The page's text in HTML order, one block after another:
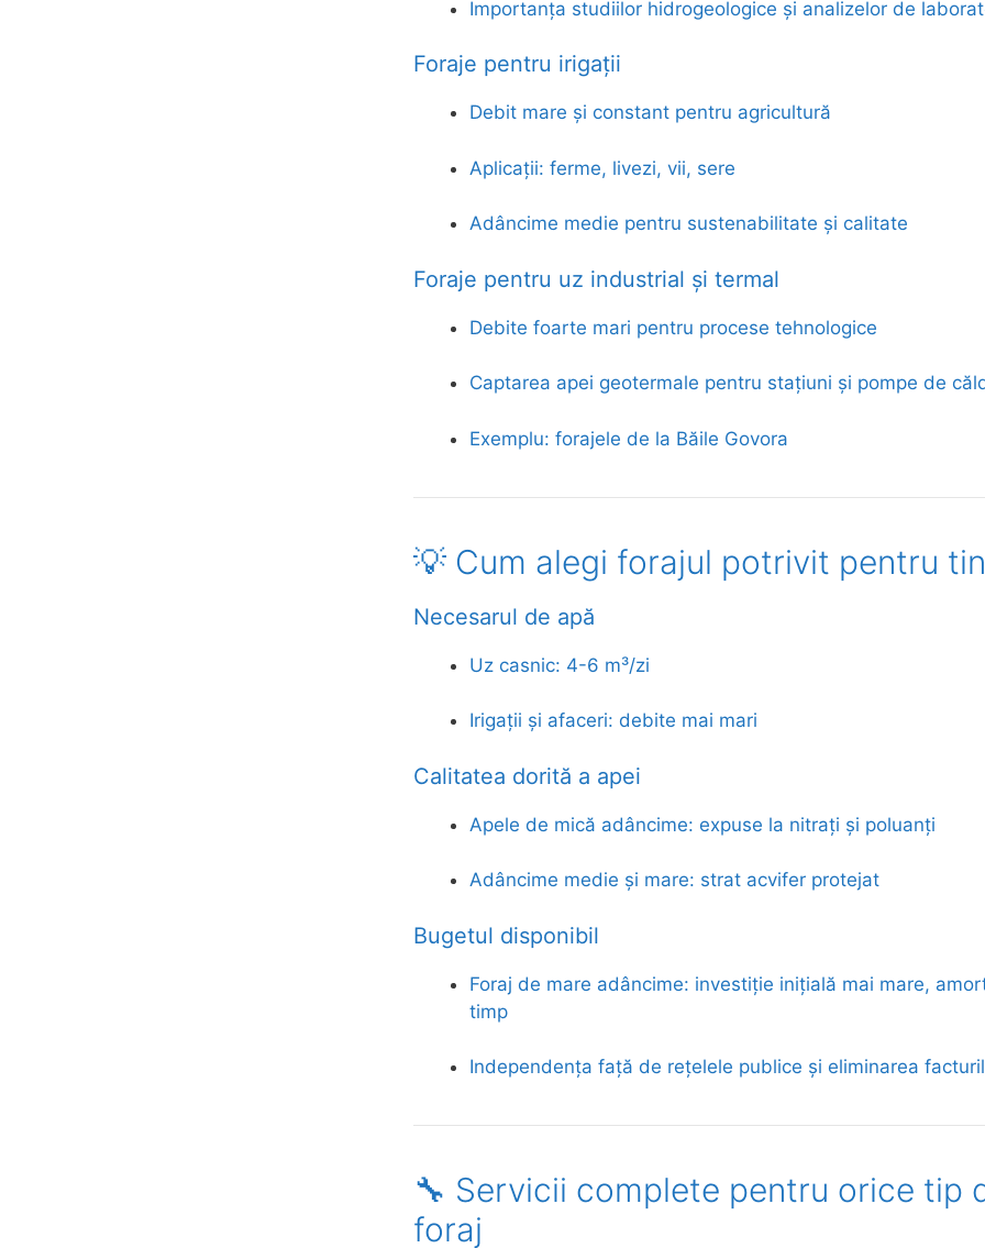
Importanța studiilor hidrogeologice și analizelor de
Foraje pentru irigații
Debit mare și constant pentru agricultură
Aplicații: ferme, livezi, vii, sere
Adâncime medie pentru sustenabilitate și calitate
Foraje pentru uz industrial și termal
Debite foarte mari pentru procese tehnologice
Captarea apei geotermale pentru stațiuni și pompe de
Exemplu: forajele de la Băile Govora
💡 Cum alegi forajul potrivit pentru
Necesarul de apă
Uz casnic: 4-6 m³/zi
Irigații și afaceri: debite mai mari
Calitatea dorită a apei
Apele de mică adâncime: expuse la nitrați și poluanți
Adâncime medie și mare: strat acvifer protejat
Bugetul disponibil
Foraj de mare adâncime: investiție inițială mai mare,
timp
Independența față de rețelele publice și eliminarea
🔧 Servicii complete pentru orice tip
foraj